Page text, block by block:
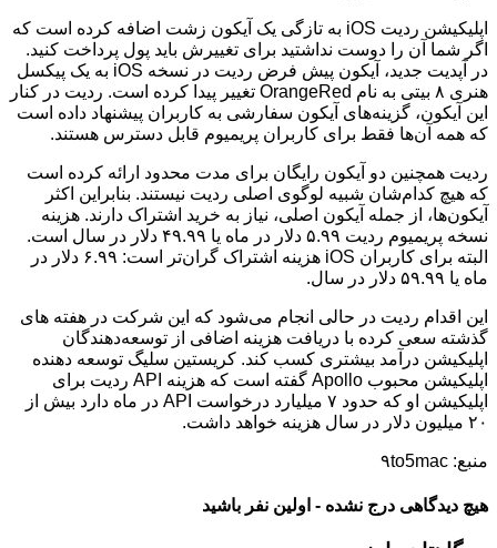
اپلیکیشن ردیت iOS به تازگی یک آیکون زشت اضافه کرده است که
اگر شما آن را دوست نداشتید برای تغییرش باید پول پرداخت کنید.
در آپدیت جدید، آیکون پیش فرض ردیت در نسخه iOS به یک پیکسل
هنری ۸ بیتی به نام OrangeRed تغییر پیدا کرده است. ردیت در کنار
این آیکون، گزینه‌های آیکون سفارشی به کاربران پیشنهاد داده است
که همه آن‌ها فقط برای کاربران پریمیوم قابل دسترس هستند.
ردیت همچنین دو آیکون رایگان برای مدت محدود ارائه کرده است
که هیچ کدام‌شان شبیه لوگوی اصلی ردیت نیستند. بنابراین اکثر
آیکون‌ها، از جمله آیکون اصلی، نیاز به خرید اشتراک دارند. هزینه
نسخه پریمیوم ردیت ۵.۹۹ دلار در ماه یا ۴۹.۹۹ دلار در سال است.
البته برای کاربران iOS هزینه اشتراک گران‌تر است: ۶.۹۹ دلار در
ماه یا ۵۹.۹۹ دلار در سال.
این اقدام ردیت در حالی انجام می‌شود که این شرکت در هفته های
گذشته سعی کرده با دریافت هزینه اضافی از توسعه‌دهندگان
اپلیکیشن درآمد بیشتری کسب کند. کریستین سلیگ توسعه دهنده
اپلیکیشن محبوب Apollo گفته است که هزینه API ردیت برای
اپلیکیشن او که حدود ۷ میلیارد درخواست API در ماه دارد بیش از
۲۰ میلیون دلار در سال هزینه خواهد داشت.
منبع: ۹to5mac
هیچ دیدگاهی درج نشده - اولین نفر باشید